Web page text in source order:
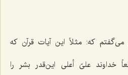
که: مثلاً این آیات قرآن که
خداوند علیّ أعلی این‌قدر بشر را